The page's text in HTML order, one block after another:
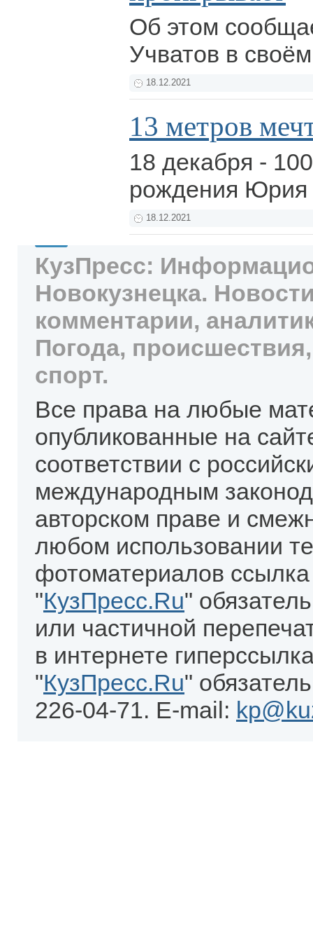
Об этом
Учватов в
18.12.2021
13 метров
18 декабря -
рождения
18.12.2021
КузПресс:
Новокузнецка.
комментарии,
Погода,
спорт.
Все права на любые
опубликованные на
соответствии с
международным
авторском праве и
любом использовании
фотоматериалов
"КузПресс.Ru"
или частичной
в интернете
"КузПресс.Ru"
226-04-71. E-mail: